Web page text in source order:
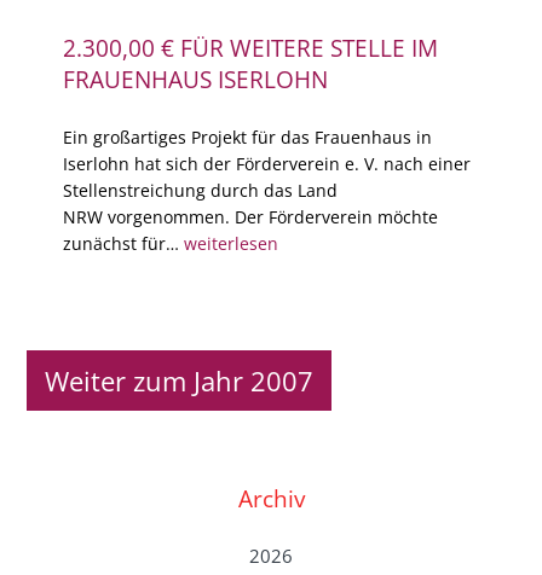
2.300,00 € FÜR WEITERE STELLE IM
FRAUENHAUS ISERLOHN
Ein großartiges Projekt für das Frauenhaus in
Iserlohn hat sich der Förderverein e. V. nach einer
Stellenstreichung durch das Land
NRW vorgenommen. Der Förderverein möchte
zunächst für…weiterlesen
Weiter zum Jahr 2007
Archiv
2026